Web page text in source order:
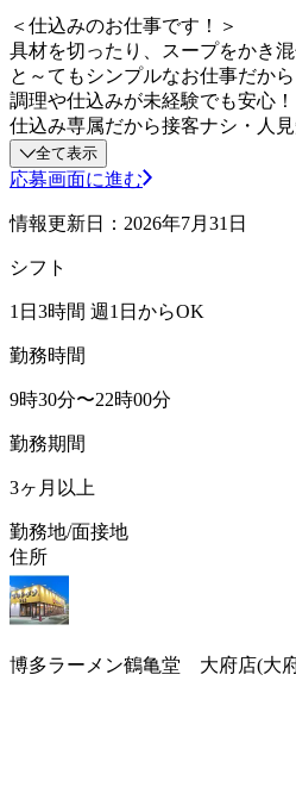
＜仕込みのお仕事です！＞
具材を切ったり、スープをかき混
と～てもシンプルなお仕事だから
調理や仕込みが未経験でも安心！
仕込み専属だから接客ナシ・人見
全て表示
応募画面に進む
情報更新日：2026年7月31日
シフト
1日3時間 週1日からOK
勤務時間
9時30分〜22時00分
勤務期間
3ヶ月以上
勤務地/面接地
住所
博多ラーメン鶴亀堂 大府店(大